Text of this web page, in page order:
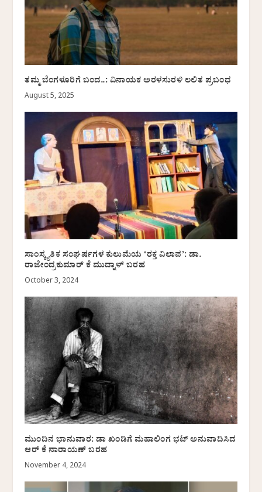
ತಮ್ಮ ಬೆಂಗಳೂರಿಗೆ ಬಂದ..: ವಿನಾಯಕ ಅರಳಸುರಳಿ ಲಲಿತ ಪ್ರಬಂಧ
August 5, 2025
ಸಾಂಸ್ಕೃತಿಕ ಸಂಘರ್ಷಗಳ ಕುಲುಮೆಯ ‘ರಕ್ತ ವಿಲಾಪ’: ಡಾ.
ರಾಜೇಂದ್ರಕುಮಾರ್ ಕೆ ಮುದ್ನಾಳ್ ಬರಹ
October 3, 2024
ಮುಂದಿನ ಭಾನುವಾರ: ಡಾ ಖಂಡಿಗೆ ಮಹಾಲಿಂಗ ಭಟ್ ಅನುವಾದಿಸಿದ
ಆರ್ ಕೆ ನಾರಾಯಣ್ ಬರಹ
November 4, 2024